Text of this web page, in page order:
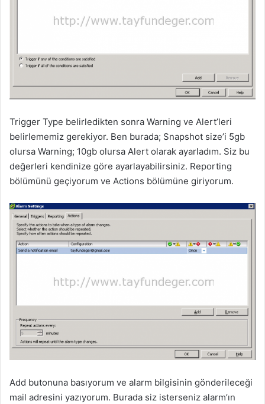
Trigger Type belirledikten sonra Warning ve Alert’leri
belirlememiz gerekiyor. Ben burada; Snapshot size’i 5gb
olursa Warning; 10gb olursa Alert olarak ayarladım. Siz bu
değerleri kendinize göre ayarlayabilirsiniz. Reporting
bölümünü geçiyorum ve Actions bölümüne giriyorum.
Add butonuna basıyorum ve alarm bilgisinin gönderileceği
mail adresini yazıyorum. Burada siz isterseniz alarm’ın